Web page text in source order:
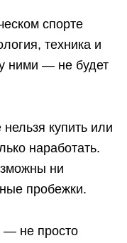
спорте
техника и
ними — не будет
купить или
наработать.
ни
пробежки.
— не просто